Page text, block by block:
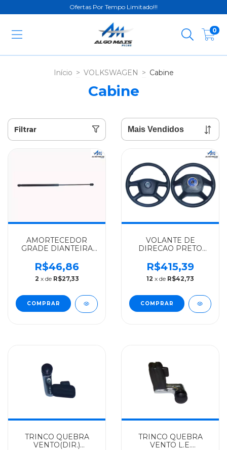
Ofertas Por Tempo Limitado!!!
0
Início > VOLKSWAGEN > Cabine
Cabine
Filtrar
AMORTECEDOR
GRADE DIANTEIRA
IMPORTADO
CONSTELLATION -
2R2823359
R$46,86
2 x de R$27,33
VOLANTE DE
DIRECAO PRETO
VOLKSWAGEN
ALGOMAIS
DELIVERY/TITAN/
23B419655
R$415,39
12 x de R$42,73
TRINCO QUEBRA
VENTO(DIR.)
TRINCO QUEBRA
VENTO L.E.